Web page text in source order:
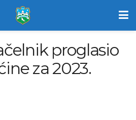
proglasio
za 2023.